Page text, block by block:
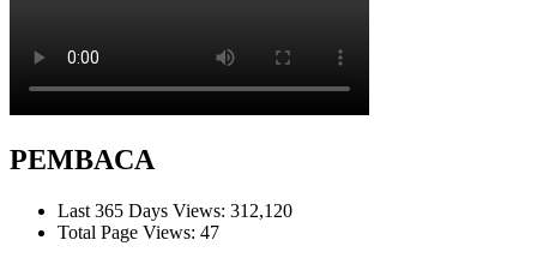
PEMBACA
Last 365 Days Views: 312,120
Total Page Views: 47